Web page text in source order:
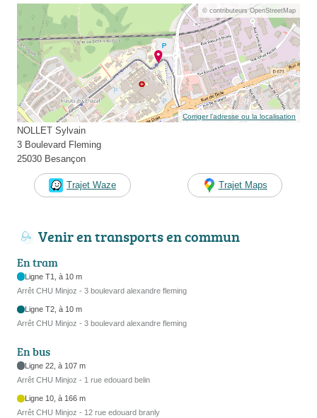
© contributeurs OpenStreetMap
Corriger l’adresse ou la localisation
NOLLET Sylvain
3 Boulevard Fleming
25030 Besançon
Trajet Waze Trajet Maps
Venir en transports en commun
En tram
Ligne T1, à 10 m
Arrêt CHU Minjoz - 3 boulevard alexandre fleming
Ligne T2, à 10 m
Arrêt CHU Minjoz - 3 boulevard alexandre fleming
En bus
Ligne 22, à 107 m
Arrêt CHU Minjoz - 1 rue edouard belin
Ligne 10, à 166 m
Arrêt CHU Minjoz - 12 rue edouard branly